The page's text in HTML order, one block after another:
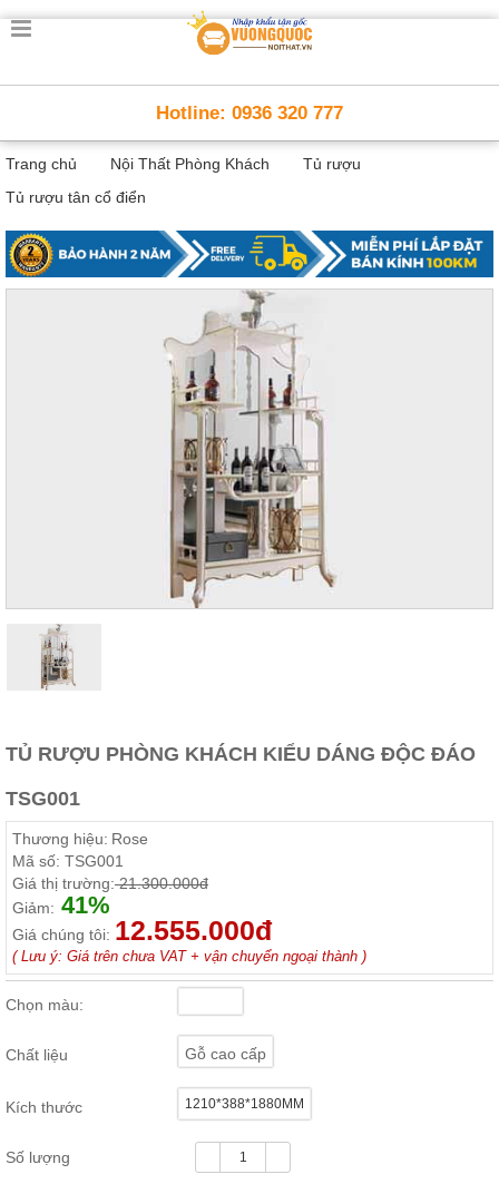
Trang
Thông
Minh
Nội
thất
minh
Nội
Nội
Phòng
ngủ, tủ
áo, bàn
trang
điểm
Nội
Phòng
Ăn
ăn,
kệ
Hotline: 0936 320 777
Trang chủ Nội Thất Phòng Khách
Tủ rượu
Tủ rượu tân cổ điển
TỦ RƯỢU PHÒNG KHÁCH KIỂU DÁNG ĐỘC ĐÁO
TSG001
Thương hiệu: Rose
Mã số: TSG001
Giá thị trường:21.300.000đ
Giảm: 41%
Giá chúng tôi: 12.555.000đ
( Lưu ý: Giá trên chưa VAT + vận chuyển ngoại thành )
Chọn màu:
Chất liệu Gỗ cao cấp
Kích thước 1210*388*1880MM
Số lượng